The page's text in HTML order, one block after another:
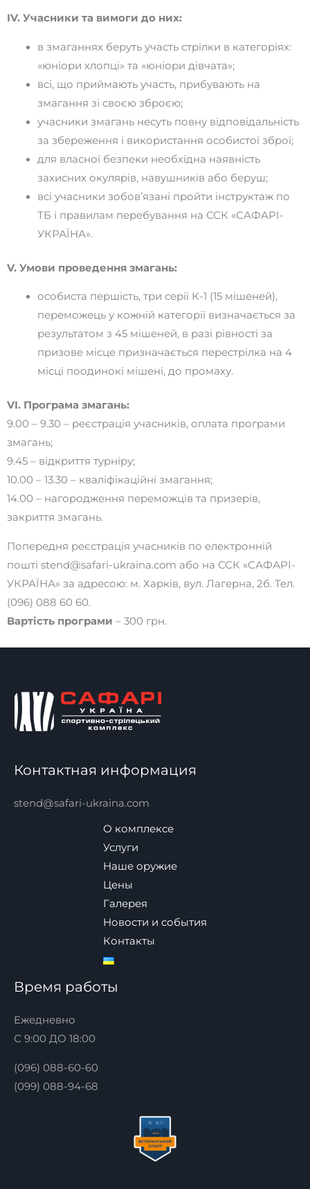
IV. Учасники та вимоги до них:
в змаганнях беруть участь стрілки в категоріях:
«юніори хлопці» та «юніори дівчата»;
всі, що приймають участь, прибувають на
змагання зі своєю зброєю;
учасники змагань несуть повну відповідальність
за збереження і використання особистої зброї;
для власної безпеки необхідна наявність
захисних окулярів, навушників або беруш;
всі учасники зобов’язані пройти інструктаж по
ТБ і правилам перебування на ССК «САФАРІ-
УКРАЇНА».
V. Умови проведення змагань:
особиста першість, три серії К-1 (15 мішеней),
переможець у кожній категорії визначається за
результатом з 45 мішеней, в разі рівності за
призове місце призначається перестрілка на 4
місці поодинокі мішені, до промаху.
VI. Програма змагань:
9.00 – 9.30 – реєстрація учасників, оплата програми
змагань;
9.45 – відкриття турніру;
10.00 – 13.30 – кваліфікаційні змагання;
14.00 – нагородження переможців та призерів,
закриття змагань.
Попередня реєстрація учасників по електронній
пошті stend@safari-ukraina.com або на ССК «САФАРІ-
УКРАЇНА» за адресою: м. Харків, вул. Лагерна, 2б. Тел.
(096) 088 60 60.
Вартість програми – 300 грн.
Контактная информация
stend@safari-ukraina.com
О комплексе
Услуги
Наше оружие
Цены
Галерея
Новости и события
Контакты
Время работы
Ежедневно
С 9:00 ДО 18:00
(096) 088-60-60
(099) 088-94-68